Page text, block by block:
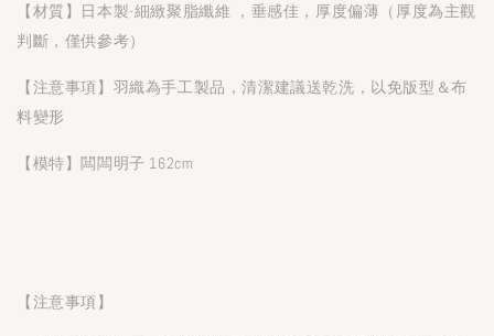
【材質】日本製-細緻聚脂纖維 ，垂感佳，厚度偏薄（厚度為主觀
判斷，僅供參考）
【注意事項】羽織為手工製品，清潔建議送乾洗，以免版型＆布
料變形
【模特】闆闆明子 162cm
【注意事項】